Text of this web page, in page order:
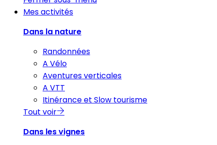
Mes activités
Dans la nature
Randonnées
A Vélo
Aventures verticales
A VTT
Itinérance et Slow tourisme
Tout voir
Dans les vignes